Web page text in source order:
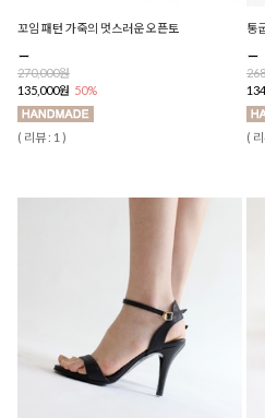
꼬임 패턴 가죽의 멋스러운 오픈토
270,000원
135,000원 50%
( 리뷰 : 1 )
통
(